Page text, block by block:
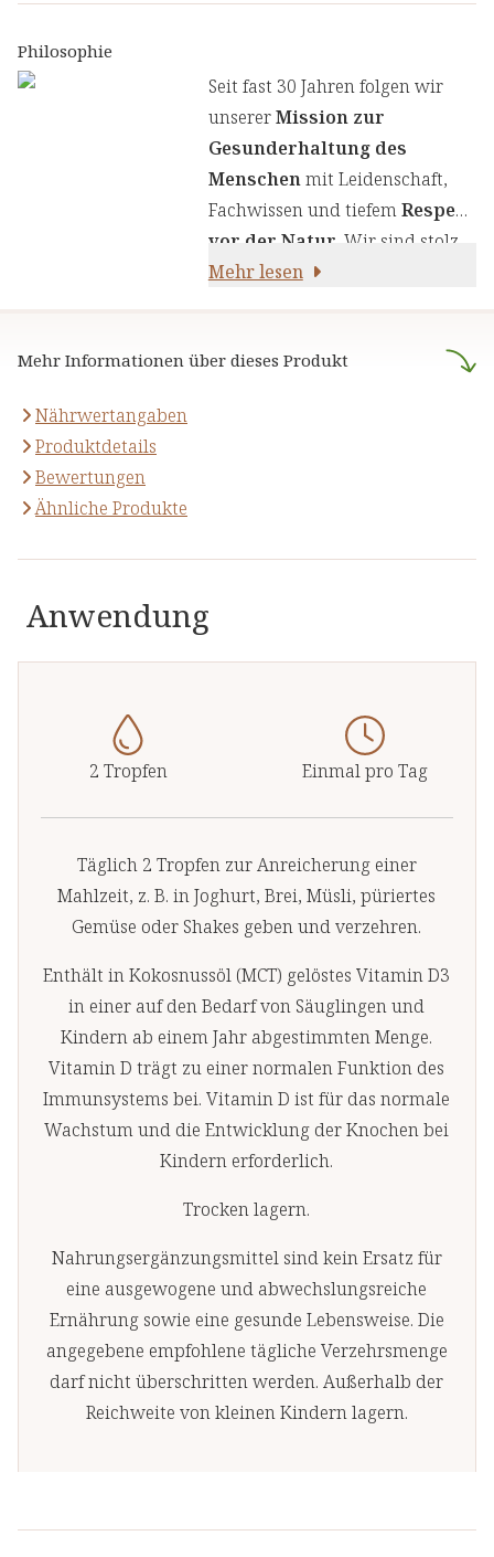
erhöhte Infektanfälligkeit und
Entwicklungsverzögerungen.
Wir legen großen Wert auf
einen genauen Auswahlprozess
unserer Inhaltsstoffe, um Ihnen
sorgfältig zusammengestellte
Produkte zu liefern. Wir nutzen
die Kraft von Kräutern,
Pflanzenstoffen und anderen
Wohlbefinden.
Mehr Informationen über dieses Produkt
Nährwertangaben
Produktdetails
Bewertungen
Ähnliche Produkte
Anwendung
2 Tropfen Einmal pro Tag
Täglich 2 Tropfen zur Anreicherung einer
Mahlzeit, z. B. in Joghurt, Brei, Müsli, püriertes
Gemüse oder Shakes geben und verzehren.
Enthält in Kokosnussöl (MCT) gelöstes Vitamin D3
in einer auf den Bedarf von Säuglingen und
Kindern ab einem Jahr abgestimmten Menge.
Vitamin D trägt zu einer normalen Funktion des
Immunsystems bei. Vitamin D ist für das normale
Wachstum und die Entwicklung der Knochen bei
Kindern erforderlich.
Trocken lagern.
Nahrungsergänzungsmittel sind kein Ersatz für
eine ausgewogene und abwechslungsreiche
Ernährung sowie eine gesunde Lebensweise. Die
angegebene empfohlene tägliche Verzehrsmenge
darf nicht überschritten werden. Außerhalb der
Reichweite von kleinen Kindern lagern.
Philosophie
Seit fast 30 Jahren folgen wir
unsererMission zur
Gesunderhaltung des
Menschenmit Leidenschaft,
Fachwissen und tiefemRespekt
vor der Natur . Wir sind stolz
darauf,naturreine Produkte
stützen.
Mehr lesen